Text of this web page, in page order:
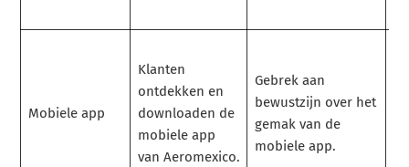
Mobiele app
Klanten
ontdekken en
downloaden de
mobiele app
van Aeromexico.
Gebrek aan
bewustzijn over het
gemak van de
mobiele app.